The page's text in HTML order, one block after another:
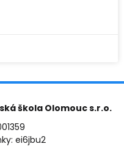
škola Olomouc s.r.o.
ei6jbu2